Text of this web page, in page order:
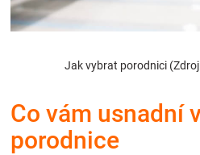
oblečení
Blog
Jak vybrat porodnici
Co vám usnadní
porodnice